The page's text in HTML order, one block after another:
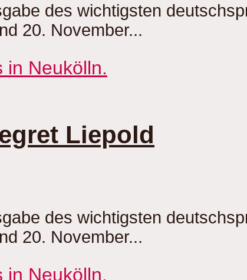
des wichtigsten
20. November...
Liepold
des wichtigsten
20. November...